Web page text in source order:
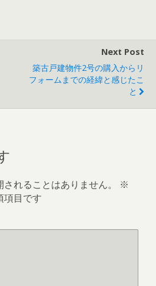
Next Post
築古戸建物件2号の購入からリ
フォームまでの経緯と感じたこ
と
れることはありません。
※
項目です